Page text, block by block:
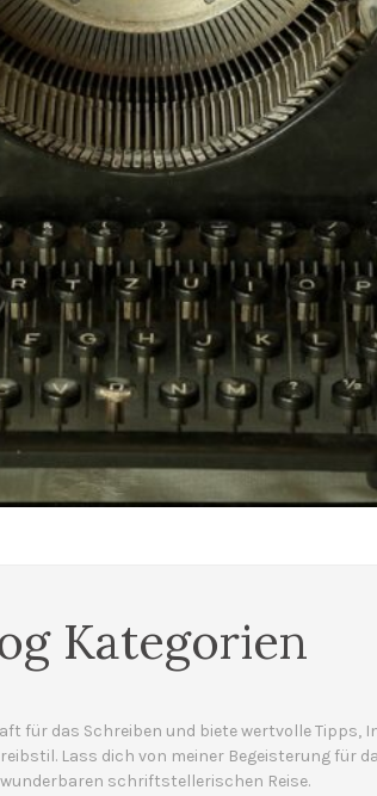
Kategorien
für das Schreiben und biete wertvolle Tipps,
Lass dich von meiner Begeisterung für
schriftstellerischen Reise.